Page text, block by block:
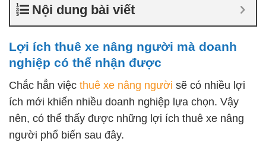
Nội dung bài viết
Lợi ích thuê xe nâng người mà doanh
nghiệp có thể nhận được
Chắc hẳn việc thuê xe nâng người sẽ có nhiều lợi
ích mới khiến nhiều doanh nghiệp lựa chọn. Vậy
nên, có thể thấy được những lợi ích thuê xe nâng
người phổ biến sau đây.